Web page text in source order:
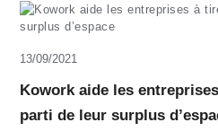
13/09/2021
Kowork aide les
parti de leur surplus